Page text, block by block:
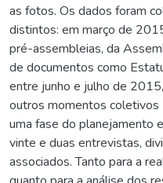
as fotos. Os dados foram
distintos: em março de
pré-assembleias, da
de documentos como
entre junho e julho de
outros momentos coletivos
uma fase do planejamento
vinte e duas entrevistas,
associados. Tanto para a